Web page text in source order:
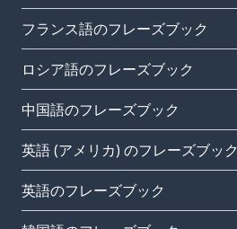
フランス語のフレーズブック
ロシア語のフレーズブック
中国語のフレーズブック
英語 (アメリカ) のフレーズブック
英語のフレーズブック